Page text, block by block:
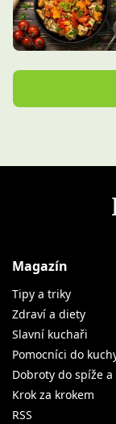
Magazín
Tipy a triky
Zdraví a diety
Slavní kuchaři
Pomocníci do
Dobroty do spíže
Krok za krokem
RSS